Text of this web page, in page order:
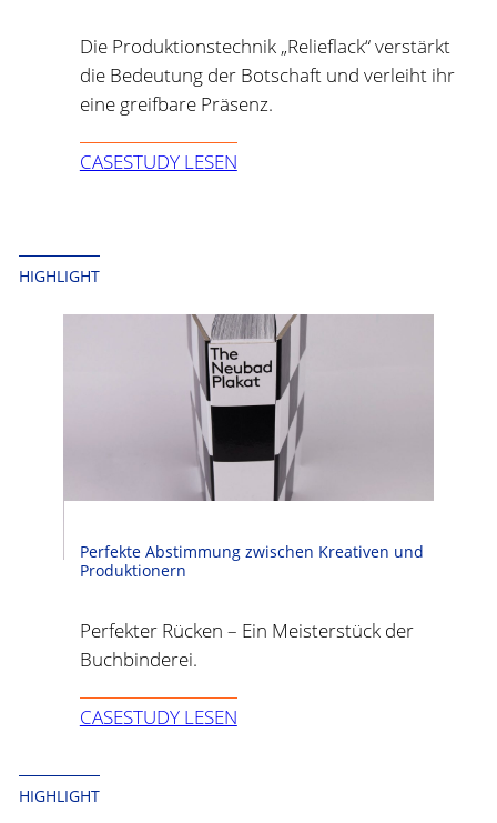
Die Produktionstechnik „Relieflack“ verstärkt
die Bedeutung der Botschaft und verleiht ihr
eine greifbare Präsenz.
CASESTUDY LESEN
HIGHLIGHT
Perfekte Abstimmung zwischen Kreativen und
Produktionern
Perfekter Rücken – Ein Meisterstück der
Buchbinderei.
CASESTUDY LESEN
HIGHLIGHT